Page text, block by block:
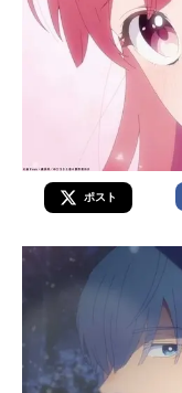
ポスト